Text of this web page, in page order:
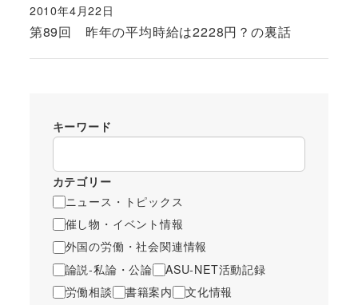
第89回 昨年の平均時給は2228円？の裏話
投稿日
2010年4月22日
キーワード
カテゴリー
ニュース・トピックス
催し物・イベント情報
外国の労働・社会関連情報
論説-私論・公論
ASU-NET活動記録
労働相談
書籍案内
文化情報